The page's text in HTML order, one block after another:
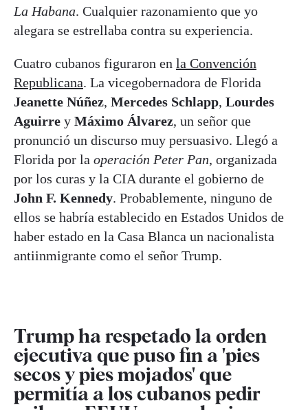
La Habana. Cualquier razonamiento que yo
alegara se estrellaba contra su experiencia.
Cuatro cubanos figuraron en la Convención
Republicana. La vicegobernadora de Florida
Jeanette Núñez, Mercedes Schlapp, Lourdes
Aguirre y Máximo Álvarez, un señor que
pronunció un discurso muy persuasivo. Llegó a
Florida por la operación Peter Pan, organizada
por los curas y la CIA durante el gobierno de
John F. Kennedy. Probablemente, ninguno de
ellos se habría establecido en Estados Unidos de
haber estado en la Casa Blanca un nacionalista
antiinmigrante como el señor Trump.
Trump ha respetado la orden
ejecutiva que puso fin a 'pies
secos y pies mojados' que
permitía a los cubanos pedir